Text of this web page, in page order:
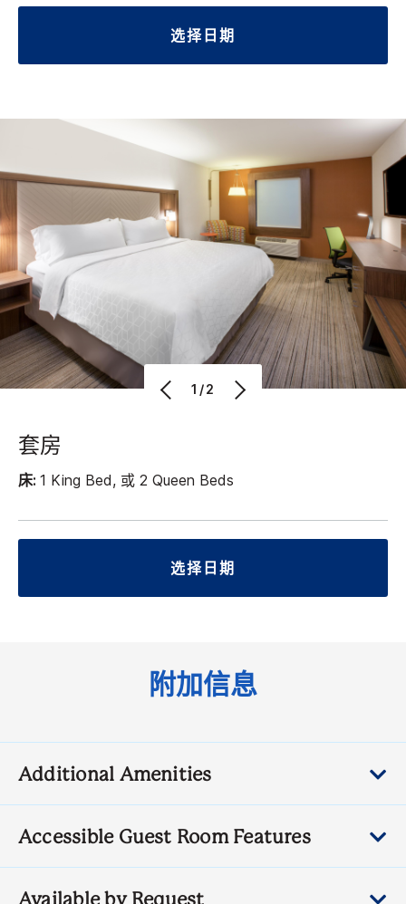
选择日期
1/2
套房
床: 1 King Bed, 或 2 Queen Beds
选择日期
附加信息
Additional Amenities
Accessible Guest Room Features
Available by Request